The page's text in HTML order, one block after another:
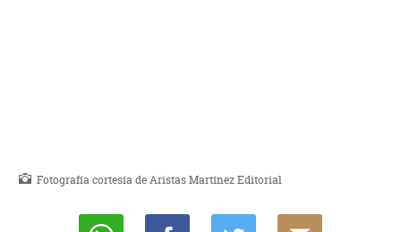
Fotografía cortesía de Aristas Martínez Editorial